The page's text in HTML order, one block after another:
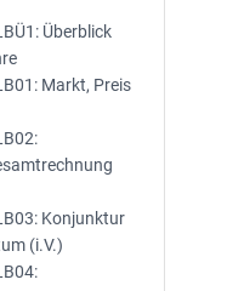
Überblick
Markt, Preis
Konjunktur
(i.V.)